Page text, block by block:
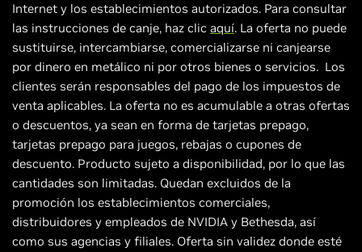
Internet y los establecimientos autorizados. Para consultar
las instrucciones de canje, haz clic aquí. La oferta no puede
sustituirse, intercambiarse, comercializarse ni canjearse
por dinero en metálico ni por otros bienes o servicios. Los
clientes serán responsables del pago de los impuestos de
venta aplicables. La oferta no es acumulable a otras ofertas
o descuentos, ya sean en forma de tarjetas prepago,
tarjetas prepago para juegos, rebajas o cupones de
descuento. Producto sujeto a disponibilidad, por lo que las
cantidades son limitadas. Quedan excluidos de la
promoción los establecimientos comerciales,
distribuidores y empleados de NVIDIA y Bethesda, así
como sus agencias y filiales. Oferta sin validez donde esté